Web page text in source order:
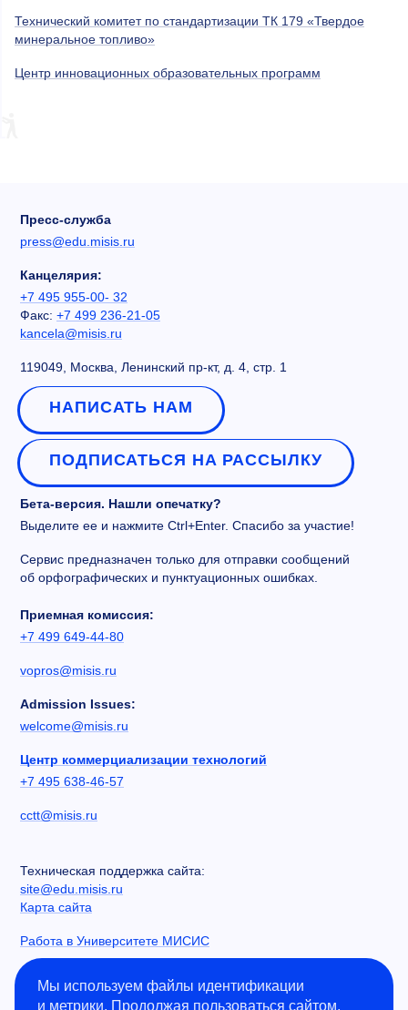
Технический комитет по стандартизации ТК 179 «Твердое
минеральное топливо»
Центр инновационных образовательных программ
Пресс-служба
press@edu.misis.ru
Канцелярия:
+7 495 955-00- 32
Факс: +7 499 236-21-05
kancela@misis.ru
119049, Москва, Ленинский пр-кт, д. 4, стр. 1
НАПИСАТЬ НАМ
ПОДПИСАТЬСЯ НА РАССЫЛКУ
Бета-версия. Нашли опечатку?
Выделите ее и нажмите Ctrl+Enter. Спасибо за участие!
Сервис предназначен только для отправки сообщений
об орфографических и пунктуационных ошибках.
Приемная комиссия:
+7 499 649-44-80
vopros@misis.ru
Admission Issues:
welcome@misis.ru
Центр коммерциализации технологий
+7 495 638-46-57
cctt@misis.ru
Техническая поддержка сайта:
site@edu.misis.ru
Карта сайта
Работа в Университете МИСИС
Сведения об образовательной организации
Мы используем файлы идентификации
и метрики. Продолжая пользоваться сайтом,